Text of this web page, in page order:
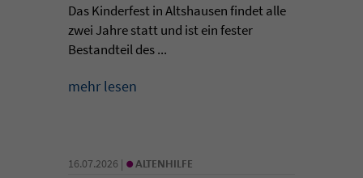
Das Kinderfest in Altshausen findet alle
zwei Jahre statt und ist ein fester
Bestandteil des ...
mehr lesen
16.07.2026 | • ALTENHILFE